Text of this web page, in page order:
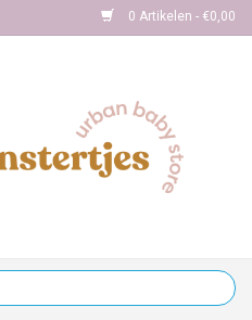
0 Artikelen - €0,00